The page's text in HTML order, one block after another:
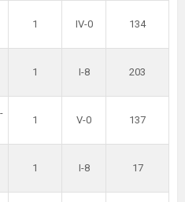
1 IV-0 134
1 I-8 203
1 V-0 137
1 I-8 17